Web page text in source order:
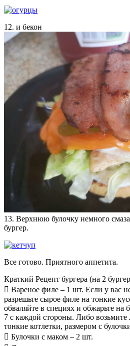
12. и бекон
13. Верхнюю булочку немного
бургер.
Все готово. Приятного аппетита.
Краткий Рецепт бургера (на 2
 Вареное филе – 1 шт. Если у вас
разрешьте сырое филе на тонкие
обваляйте в специях и обжарьте
7 с каждой стороны. Либо
тонкие котлетки, размером с
 Булочки с маком – 2 шт.